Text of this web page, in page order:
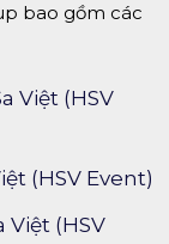
bao gồm các
Việt (HSV
(HSV Event)
Việt (HSV